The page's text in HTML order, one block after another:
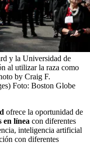
y la Universidad de
al utilizar la raza como
by Craig F.
Foto: Boston Globe
ofrece la oportunidad de
en línea con diferentes
inteligencia artificial
con diferentes